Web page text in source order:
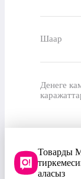
Шаар
Денеге
Товарды
аласыз